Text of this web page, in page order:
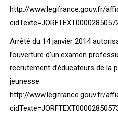
http://www.legifrance.gouv.fr/
Arrêté du 14 janvier 2014
l’ouverture d’un examen
recrutement d’éducateurs de la
jeunesse
http://www.legifrance.gouv.fr/